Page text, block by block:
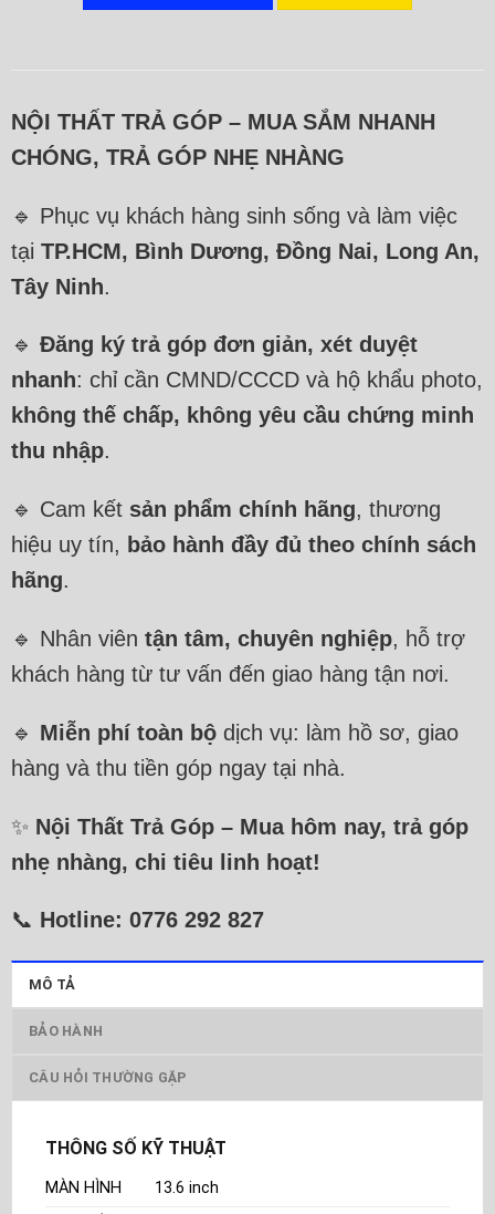
NỘI THẤT TRẢ GÓP – MUA SẮM NHANH
CHÓNG, TRẢ GÓP NHẸ NHÀNG
🔹 Phục vụ khách hàng sinh sống và làm việc
tại TP.HCM, Bình Dương, Đồng Nai, Long An,
Tây Ninh.
🔹 Đăng ký trả góp đơn giản, xét duyệt
nhanh: chỉ cần CMND/CCCD và hộ khẩu photo,
không thế chấp, không yêu cầu chứng minh
thu nhập.
🔹 Cam kết sản phẩm chính hãng, thương
hiệu uy tín, bảo hành đầy đủ theo chính sách
hãng.
🔹 Nhân viên tận tâm, chuyên nghiệp, hỗ trợ
khách hàng từ tư vấn đến giao hàng tận nơi.
🔹 Miễn phí toàn bộ dịch vụ: làm hồ sơ, giao
hàng và thu tiền góp ngay tại nhà.
✨ Nội Thất Trả Góp – Mua hôm nay, trả góp
nhẹ nhàng, chi tiêu linh hoạt!
📞 Hotline: 0776 292 827
MÔ TẢ
BẢO HÀNH
CÂU HỎI THƯỜNG GẶP
THÔNG SỐ KỸ THUẬT
MÀN HÌNH
13.6 inch